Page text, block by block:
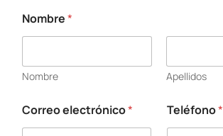
Nombre*
Nombre Apellidos
Correo electrónico* Teléfono*